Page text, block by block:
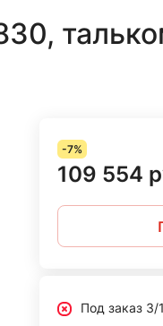
-7%
109 554
Под заказ